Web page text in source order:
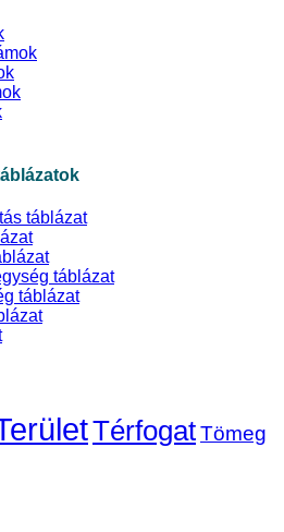
táblázat
táblázat
táblázat
TérfogatTömeg